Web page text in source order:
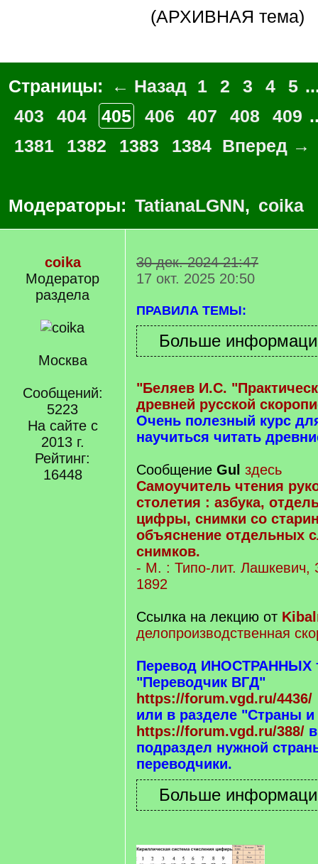
(АРХИВНАЯ тема)
Страницы: ← Назад 1 2 3 4 5
403
404 405 406 407 408 409
1381
1382 1383 1384 Вперед →
Модераторы: TatianaLGNN, coika
coika
Модератор
раздела
Москва
Сообщений:
5223
На сайте с
2013 г.
Рейтинг:
16448
30 дек. 2024 21:47
17 окт. 2025 20:50
ПРАВИЛА ТЕМЫ:
"Беляев И.С.
древней русской
Очень полезный курс
научиться читать
Сообщение Gul здесь
Самоучитель чтения
столетия : азбука,
цифры, снимки со
объяснение отдельных
снимков.
- М. : Типо-лит. Лашкевич,
1892
Ссылка на лекцию от
делопроизводственная
Перевод ИНОСТРАННЫХ
"Переводчик ВГД"
https://forum.vgd.ru/4436/
или в разделе "Страны
https://forum.vgd.ru/388/
подраздел нужной
переводчики.